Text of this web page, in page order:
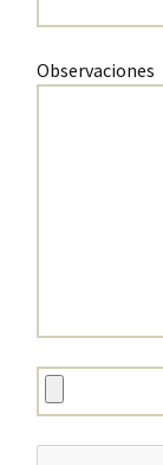
Observaciones